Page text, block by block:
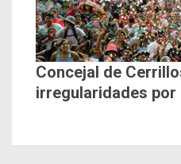
Concejal de
irregularidades por